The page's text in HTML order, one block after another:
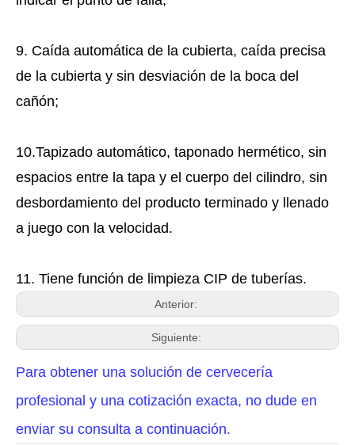
9. Caída automática de la cubierta, caída precisa
de la cubierta y sin desviación de la boca del
cañón;
10.Tapizado automático, taponado hermético, sin
espacios entre la tapa y el cuerpo del cilindro, sin
desbordamiento del producto terminado y llenado
a juego con la velocidad.
11. Tiene función de limpieza CIP de tuberías.
Anterior:
Siguiente:
Para obtener una solución de cervecería
profesional y una cotización exacta, no dude en
enviar su consulta a continuación.